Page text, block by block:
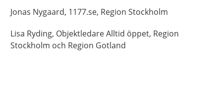
Jonas Nygaard, 1177.se, Region Stockholm
Lisa Ryding, Objektledare Alltid öppet, Region
Stockholm och Region Gotland